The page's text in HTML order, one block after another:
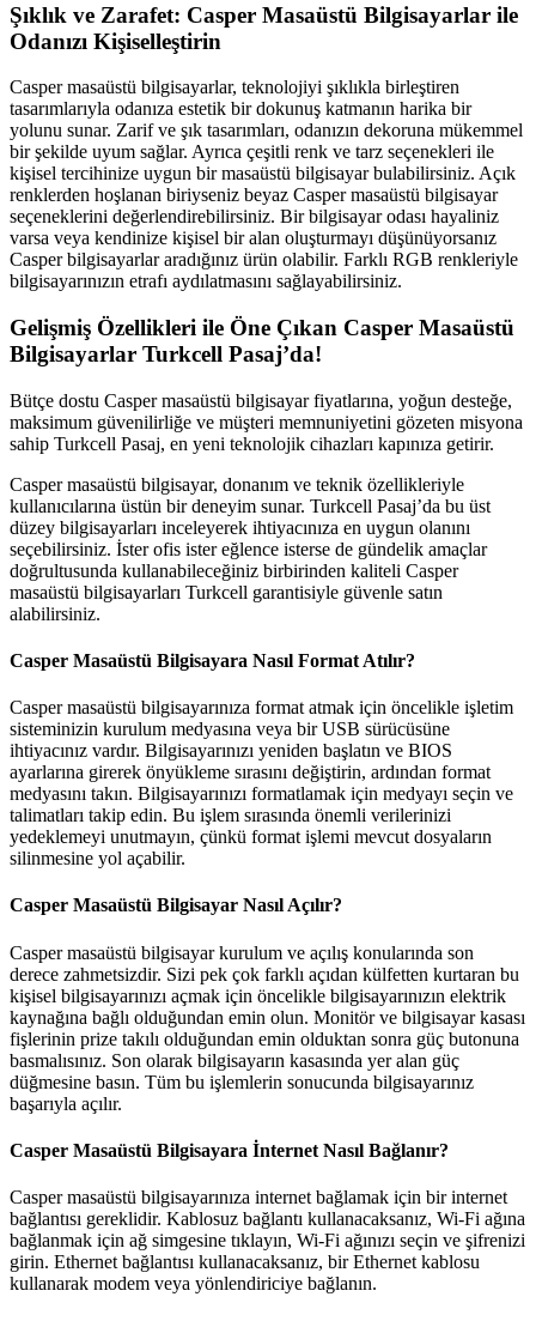
Şıklık ve Zarafet: Casper Masaüstü Bilgisayarlar ile
Odanızı Kişiselleştirin
Casper masaüstü bilgisayarlar, teknolojiyi şıklıkla birleştiren
tasarımlarıyla odanıza estetik bir dokunuş katmanın harika bir
yolunu sunar. Zarif ve şık tasarımları, odanızın dekoruna mükemmel
bir şekilde uyum sağlar. Ayrıca çeşitli renk ve tarz seçenekleri ile
kişisel tercihinize uygun bir masaüstü bilgisayar bulabilirsiniz. Açık
renklerden hoşlanan biriyseniz beyaz Casper masaüstü bilgisayar
seçeneklerini değerlendirebilirsiniz. Bir bilgisayar odası hayaliniz
varsa veya kendinize kişisel bir alan oluşturmayı düşünüyorsanız
Casper bilgisayarlar aradığınız ürün olabilir. Farklı RGB renkleriyle
bilgisayarınızın etrafı aydılatmasını sağlayabilirsiniz.
Gelişmiş Özellikleri ile Öne Çıkan Casper Masaüstü
Bilgisayarlar Turkcell Pasaj’da!
Bütçe dostu Casper masaüstü bilgisayar fiyatlarına, yoğun desteğe,
maksimum güvenilirliğe ve müşteri memnuniyetini gözeten misyona
sahip Turkcell Pasaj, en yeni teknolojik cihazları kapınıza getirir.
Casper masaüstü bilgisayar, donanım ve teknik özellikleriyle
kullanıcılarına üstün bir deneyim sunar. Turkcell Pasaj’da bu üst
düzey bilgisayarları inceleyerek ihtiyacınıza en uygun olanını
seçebilirsiniz. İster ofis ister eğlence isterse de gündelik amaçlar
doğrultusunda kullanabileceğiniz birbirinden kaliteli Casper
masaüstü bilgisayarları Turkcell garantisiyle güvenle satın
alabilirsiniz.
Casper Masaüstü Bilgisayara Nasıl Format Atılır?
Casper masaüstü bilgisayarınıza format atmak için öncelikle işletim
sisteminizin kurulum medyasına veya bir USB sürücüsüne
ihtiyacınız vardır. Bilgisayarınızı yeniden başlatın ve BIOS
ayarlarına girerek önyükleme sırasını değiştirin, ardından format
medyasını takın. Bilgisayarınızı formatlamak için medyayı seçin ve
talimatları takip edin. Bu işlem sırasında önemli verilerinizi
yedeklemeyi unutmayın, çünkü format işlemi mevcut dosyaların
silinmesine yol açabilir.
Casper Masaüstü Bilgisayar Nasıl Açılır?
Casper masaüstü bilgisayar kurulum ve açılış konularında son
derece zahmetsizdir. Sizi pek çok farklı açıdan külfetten kurtaran bu
kişisel bilgisayarınızı açmak için öncelikle bilgisayarınızın elektrik
kaynağına bağlı olduğundan emin olun. Monitör ve bilgisayar kasası
fişlerinin prize takılı olduğundan emin olduktan sonra güç butonuna
basmalısınız. Son olarak bilgisayarın kasasında yer alan güç
düğmesine basın. Tüm bu işlemlerin sonucunda bilgisayarınız
başarıyla açılır.
Casper Masaüstü Bilgisayara İnternet Nasıl Bağlanır?
Casper masaüstü bilgisayarınıza internet bağlamak için bir internet
bağlantısı gereklidir. Kablosuz bağlantı kullanacaksanız, Wi-Fi ağına
bağlanmak için ağ simgesine tıklayın, Wi-Fi ağınızı seçin ve şifrenizi
girin. Ethernet bağlantısı kullanacaksanız, bir Ethernet kablosu
kullanarak modem veya yönlendiriciye bağlanın.